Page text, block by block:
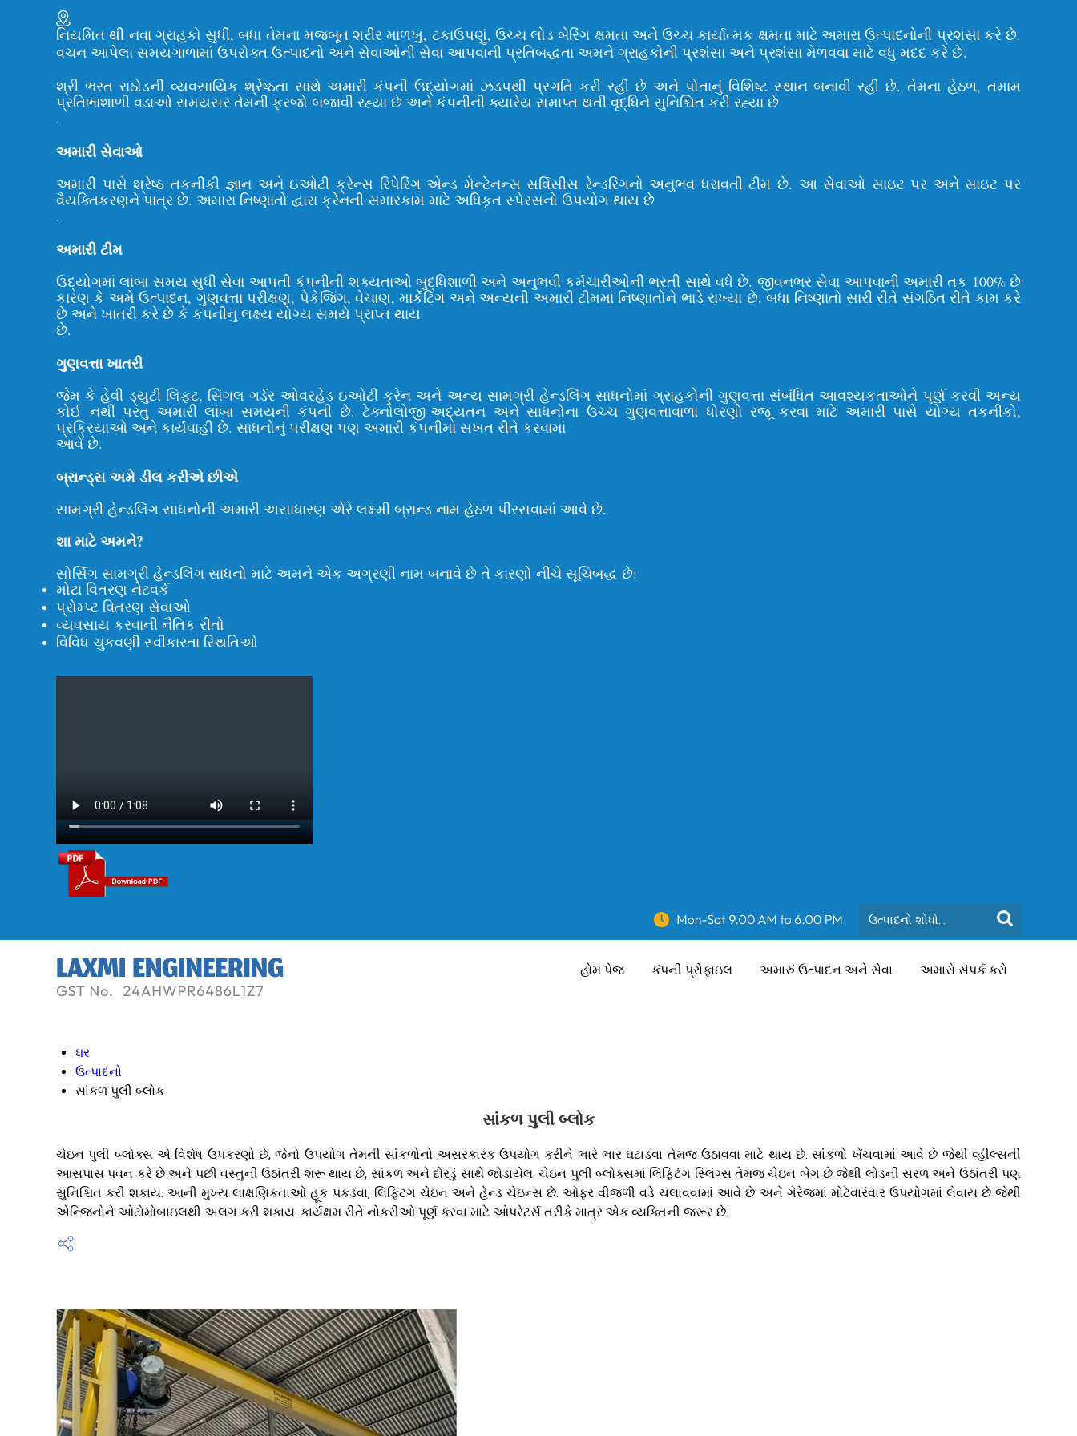
નિયમિત થી નવા ગ્રાહકો સુધી, બધા તેમના મજબૂત શરીર માળખું, ટકાઉપણું, ઉચ્ચ લોડ બેરિંગ ક્ષમતા અને ઉચ્ચ કાર્યાત્મક ક્ષમતા માટે અમારા ઉત્પાદનોની પ્રશંસા કરે છે.
વચન આપેલા સમયગાળામાં ઉપરોક્ત ઉત્પાદનો અને સેવાઓની સેવા આપવાની પ્રતિબદ્ધતા અમને ગ્રાહકોની પ્રશંસા અને પ્રશંસા મેળવવા માટે વધુ મદદ કરે છે.
શ્રી ભરત રાઠોડની વ્યવસાયિક શ્રેષ્ઠતા સાથે અમારી કંપની ઉદ્યોગમાં ઝડપથી પ્રગતિ કરી રહી છે અને પોતાનું વિશિષ્ટ સ્થાન બનાવી રહી છે. તેમના હેઠળ, તમામ
પ્રતિભાશાળી વડાઓ સમયસર તેમની ફરજો બજાવી રહ્યા છે અને કંપનીની ક્યારેય સમાપ્ત થતી વૃદ્ધિને સુનિશ્ચિત કરી રહ્યા છે
.
અમારી સેવાઓ
અમારી પાસે શ્રેષ્ઠ તકનીકી જ્ઞાન અને ઇઓટી ક્રેન્સ રિપેરિંગ એન્ડ મેન્ટેનન્સ સર્વિસીસ રેન્ડરિંગનો અનુભવ ધરાવતી ટીમ છે. આ સેવાઓ સાઇટ પર અને સાઇટ પર
વૈયક્તિકરણને પાત્ર છે. અમારા નિષ્ણાતો દ્વારા ક્રેનની સમારકામ માટે અધિકૃત સ્પેરસનો ઉપયોગ થાય છે
.
અમારી ટીમ
ઉદ્યોગમાં લાંબા સમય સુધી સેવા આપતી કંપનીની શક્યતાઓ બુદ્ધિશાળી અને અનુભવી કર્મચારીઓની ભરતી સાથે વધે છે. જીવનભર સેવા આપવાની અમારી તક 100% છે
કારણ કે અમે ઉત્પાદન, ગુણવત્તા પરીક્ષણ, પેકેજિંગ, વેચાણ, માર્કેટિંગ અને અન્યની અમારી ટીમમાં નિષ્ણાતોને ભાડે રાખ્યા છે. બધા નિષ્ણાતો સારી રીતે સંગઠિત રીતે કામ કરે
છે અને ખાતરી કરે છે કે કંપનીનું લક્ષ્ય યોગ્ય સમયે પ્રાપ્ત થાય
છે.
ગુણવત્તા ખાતરી
જેમ કે હેવી ડ્યુટી લિફ્ટ, સિંગલ ગર્ડર ઓવરહેડ ઇઓટી ક્રેન અને અન્ય સામગ્રી હેન્ડલિંગ સાધનોમાં ગ્રાહકોની ગુણવત્તા સંબંધિત આવશ્યકતાઓને પૂર્ણ કરવી અન્ય
કોઈ નથી પરંતુ અમારી લાંબા સમયની કંપની છે. ટેક્નોલોજી-અદ્યતન અને સાધનોના ઉચ્ચ ગુણવત્તાવાળા ધોરણો રજૂ કરવા માટે અમારી પાસે યોગ્ય તકનીકો,
પ્રક્રિયાઓ અને કાર્યવાહી છે. સાધનોનું પરીક્ષણ પણ અમારી કંપનીમાં સખત રીતે કરવામાં
આવે છે.
બ્રાન્ડ્સ અમે ડીલ કરીએ છીએ
સામગ્રી હેન્ડલિંગ સાધનોની અમારી અસાધારણ એરે લક્ષ્મી બ્રાન્ડ નામ હેઠળ પીરસવામાં આવે છે.
શા માટે અમને?
સોર્સિંગ સામગ્રી હેન્ડલિંગ સાધનો માટે અમને એક અગ્રણી નામ બનાવે છે તે કારણો નીચે સૂચિબદ્ધ છે:
મોટા વિતરણ નેટવર્ક
પ્રોમ્પ્ટ વિતરણ સેવાઓ
વ્યવસાય કરવાની નૈતિક રીતો
વિવિધ ચુકવણી સ્વીકારતા સ્થિતિઓ
હોમ પેજ કંપની પ્રોફાઇલ અમારું ઉત્પાદન અને સેવા અમારો સંપર્ક કરો
ઘર
ઉત્પાદનો
સાંકળ પુલી બ્લોક
સાંકળ પુલી બ્લોક
ચેઇન પુલી બ્લોક્સ એ વિશેષ ઉપકરણો છે, જેનો ઉપયોગ તેમની સાંકળોનો અસરકારક ઉપયોગ કરીને ભારે ભાર ઘટાડવા તેમજ ઉઠાવવા માટે થાય છે. સાંકળો ખેંચવામાં આવે છે જેથી વ્હીલ્સની
આસપાસ પવન કરે છે અને પછી વસ્તુની ઉઠાંતરી શરૂ થાય છે, સાંકળ અને દોરડું સાથે જોડાયેલ. ચેઇન પુલી બ્લોક્સમાં લિફ્ટિંગ સ્લિંગ્સ તેમજ ચેઇન બેગ છે જેથી લોડની સરળ અને ઉઠાંતરી પણ
સુનિશ્ચિત કરી શકાય. આની મુખ્ય લાક્ષણિકતાઓ હૂક પકડવા, લિફ્ટિંગ ચેઇન અને હેન્ડ ચેઇન્સ છે. ઓફર વીજળી વડે ચલાવવામાં આવે છે અને ગેરેજમાં મોટેવારંવાર ઉપયોગમાં લેવાય છે જેથી
એન્જિનોને ઓટોમોબાઇલથી અલગ કરી શકાય. કાર્યક્ષમ રીતે નોકરીઓ પૂર્ણ કરવા માટે ઓપરેટર્સ તરીકે માત્ર એક વ્યક્તિની જરૂર છે.